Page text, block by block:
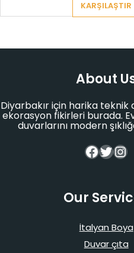
KARŞILAŞTIR
About
Diyarbakır için harika
ekorasyon fikirleri burada.
duvarlarını modern
Facebook Twitter Instagram
Our
İtalyan Boya
Duvar çıta